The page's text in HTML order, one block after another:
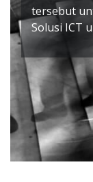
tersebut
Solusi ICT